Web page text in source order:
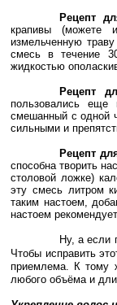
Рецепт
крапивы (можете
измельченную
смесь в течение
жидкостью
Рецепт
пользовались еще
смешанный с одной
сильными и
Рецепт
способна творить
столовой ложке)
эту смесь литром
таким настоем,
настоем
Ну, а если
Чтобы исправить
приемлема.
К тому
любого объёма и